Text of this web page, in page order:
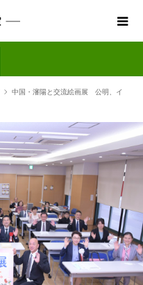
中国・瀋陽と交流絵画展 公明、イ